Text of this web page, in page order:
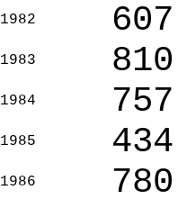
1982 607
1983 810
1984 757
1985 434
1986 780